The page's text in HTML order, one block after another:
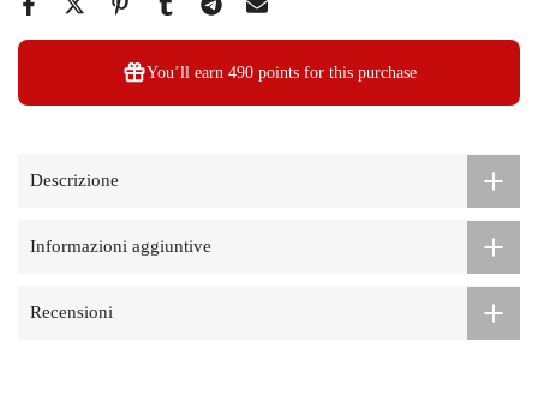
You’ll earn 490 pointsfor this purchase
Descrizione
Informazioni aggiuntive
Recensioni